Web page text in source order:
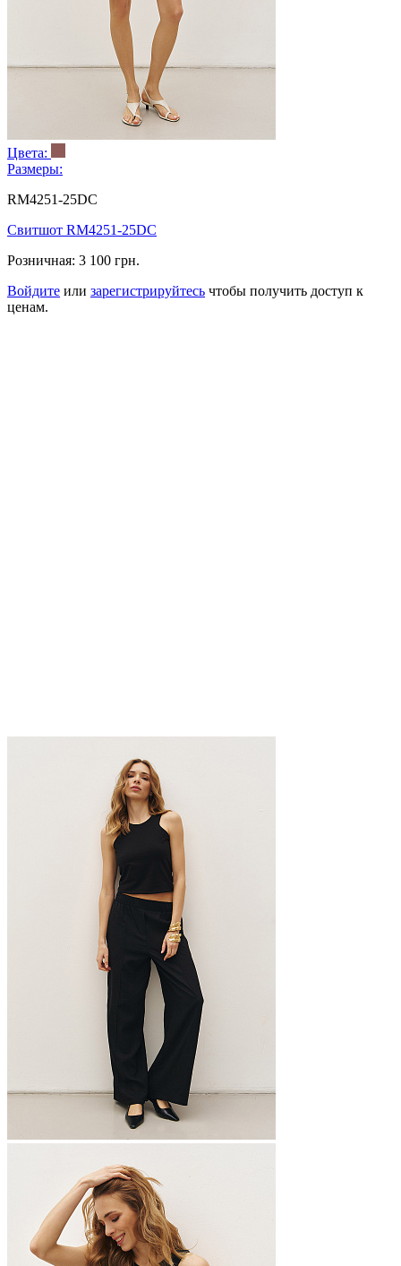
Цвета:
Размеры:
RM4251-25DC
Свитшот RM4251-25DC
Розничная: 3 100 грн.
Войдите или зарегистрируйтесь чтобы получить доступ к
ценам.